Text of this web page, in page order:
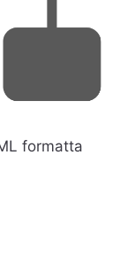
formatta